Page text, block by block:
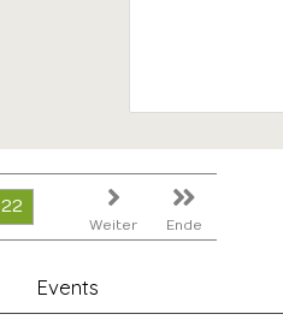
22
Weiter Ende
Events